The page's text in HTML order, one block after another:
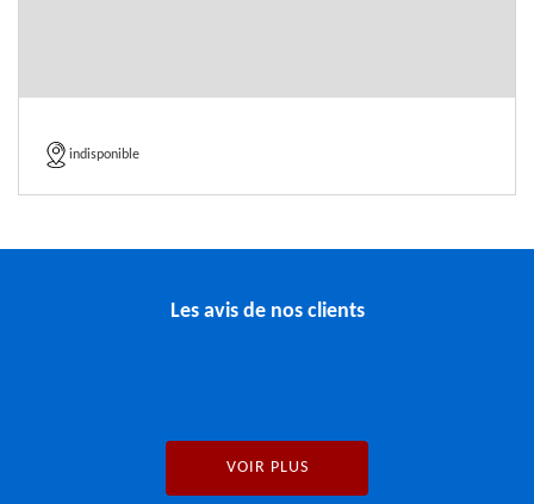
indisponible
Les avis de nos clients
VOIR PLUS